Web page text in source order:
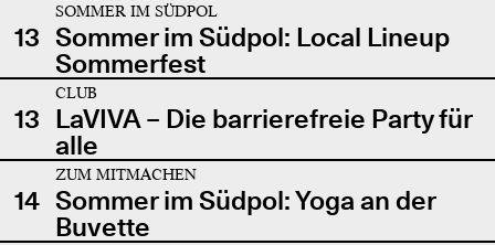
13
SOMMER IM SÜDPOL
Sommer im Südpol: Local Lineup
Sommerfest
13
CLUB
LaVIVA – Die barrierefreie Party für
alle
14
ZUM MITMACHEN
Sommer im Südpol: Yoga an der
Buvette